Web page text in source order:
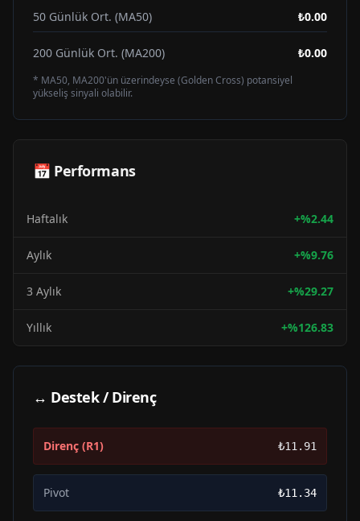
50 Günlük Ort. (MA50) ₺0.00
200 Günlük Ort. (MA200) ₺0.00
* MA50, MA200'ün üzerindeyse (Golden Cross) potansiyel
yükseliş sinyali olabilir.
📅 Performans
Haftalık +%2.44
Aylık +%9.76
3 Aylık +%29.27
Yıllık +%126.83
↔ Destek / Direnç
Direnç (R1) ₺11.91
Pivot ₺11.34